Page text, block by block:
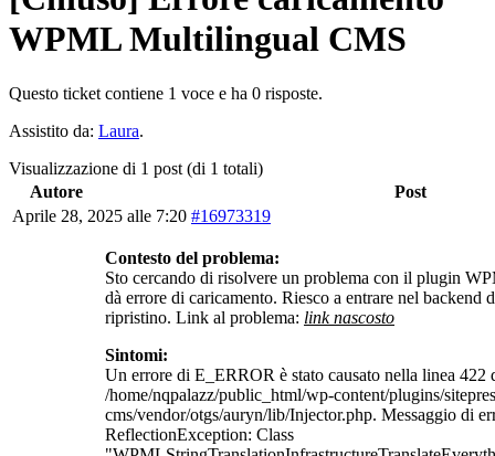
WPML Multilingual CMS
Questo ticket contiene 1 voce e ha 0 risposte.
Assistito da: Laura.
Visualizzazione di 1 post (di 1 totali)
Autore
Post
Aprile 28, 2025 alle 7:20 #16973319
Contesto del problema:
Sto cercando di risolvere un problema con il plugin
dà errore di caricamento. Riesco a entrare nel backend
ripristino. Link al problema: link nascosto
Sintomi:
Un errore di E_ERROR è stato causato nella linea 422
/home/nqpalazz/public_html/wp-content/plugins/
cms/vendor/otgs/auryn/lib/Injector.php. Messaggio di
ReflectionException: Class